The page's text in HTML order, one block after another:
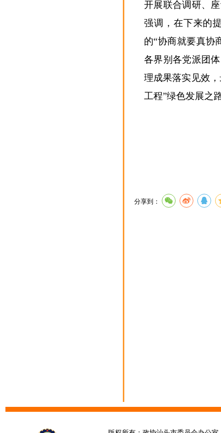
开展联合调研、
强调，在下来的
的“协商就要真协
各界别各党派团
理成果落实见效
工程”绿色发展之
分享到：